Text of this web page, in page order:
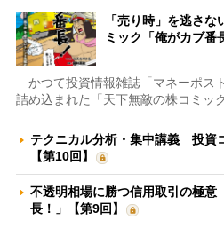
「売り時」を逃さ
ミック「俺がカブ番
かつて投資情報雑誌「マネーポス
詰め込まれた「天下無敵の株コミッ
テクニカル分析・集中講義 投資
【第10回】
不透明相場に勝つ信用取引の極
長！」【第9回】